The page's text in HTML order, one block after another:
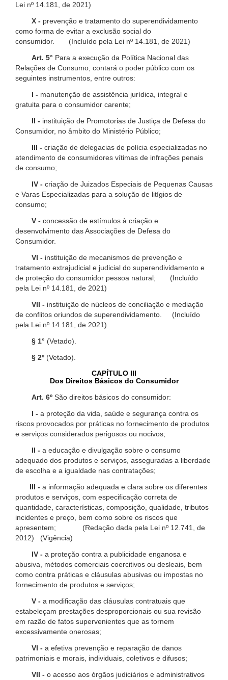
Lei nº 14.181, de 2021)
X - prevenção e tratamento do superendividamento
como forma de evitar a exclusão social do
consumidor. (Incluído pela Lei nº 14.181, de 2021)
Art. 5° Para a execução da Política Nacional das
Relações de Consumo, contará o poder público com os
seguintes instrumentos, entre outros:
I - manutenção de assistência jurídica, integral e
gratuita para o consumidor carente;
II - instituição de Promotorias de Justiça de Defesa do
Consumidor, no âmbito do Ministério Público;
III - criação de delegacias de polícia especializadas no
atendimento de consumidores vítimas de infrações penais
de consumo;
IV - criação de Juizados Especiais de Pequenas Causas
e Varas Especializadas para a solução de litígios de
consumo;
V - concessão de estímulos à criação e
desenvolvimento das Associações de Defesa do
Consumidor.
VI - instituição de mecanismos de prevenção e
tratamento extrajudicial e judicial do superendividamento e
de proteção do consumidor pessoa natural; (Incluído
pela Lei nº 14.181, de 2021)
VII - instituição de núcleos de conciliação e mediação
de conflitos oriundos de superendividamento. (Incluído
pela Lei nº 14.181, de 2021)
§ 1° (Vetado).
§ 2º (Vetado).
CAPÍTULO III
Dos Direitos Básicos do Consumidor
Art. 6º São direitos básicos do consumidor:
I - a proteção da vida, saúde e segurança contra os
riscos provocados por práticas no fornecimento de produtos
e serviços considerados perigosos ou nocivos;
II - a educação e divulgação sobre o consumo
adequado dos produtos e serviços, asseguradas a liberdade
de escolha e a igualdade nas contratações;
III - a informação adequada e clara sobre os diferentes
produtos e serviços, com especificação correta de
quantidade, características, composição, qualidade, tributos
incidentes e preço, bem como sobre os riscos que
apresentem; (Redação dada pela Lei nº 12.741, de
2012) (Vigência)
IV - a proteção contra a publicidade enganosa e
abusiva, métodos comerciais coercitivos ou desleais, bem
como contra práticas e cláusulas abusivas ou impostas no
fornecimento de produtos e serviços;
V - a modificação das cláusulas contratuais que
estabeleçam prestações desproporcionais ou sua revisão
em razão de fatos supervenientes que as tornem
excessivamente onerosas;
VI - a efetiva prevenção e reparação de danos
patrimoniais e morais, individuais, coletivos e difusos;
VII - o acesso aos órgãos judiciários e administrativos